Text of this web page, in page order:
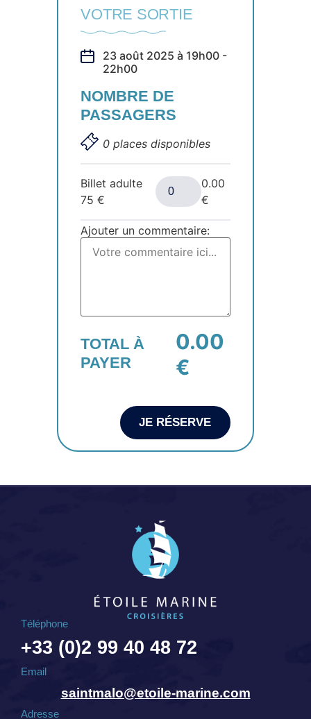
VOTRE SORTIE
23 août 2025 à 19h00 -
22h00
NOMBRE DE
PASSAGERS
0 places disponibles
Billet adulte
75€
0.00
€
Ajouter un commentaire:
TOTAL À
PAYER
0.00
€
JE RÉSERVE
Téléphone
+33 (0)2 99 40 48 72
Email
saintmalo@etoile-marine.com
Adresse